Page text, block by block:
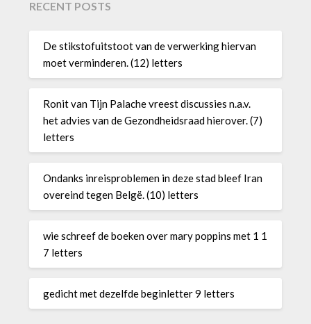
RECENT POSTS
De stikstofuitstoot van de verwerking hiervan
moet verminderen. (12) letters
Ronit van Tijn Palache vreest discussies n.a.v.
het advies van de Gezondheidsraad hierover. (7)
letters
Ondanks inreisproblemen in deze stad bleef Iran
overeind tegen Belgë. (10) letters
wie schreef de boeken over mary poppins met 1 1
7 letters
gedicht met dezelfde beginletter 9 letters